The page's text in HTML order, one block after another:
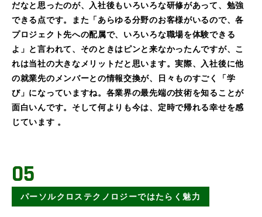
だなと思ったのが、入社後もいろいろな研修があって、勉強
できる点です。また「あらゆる分野のお客様がいるので、各
プロジェクト先への配属で、いろいろな職場を体験できる
よ」と言われて、そのときはピンと来なかったんですが、こ
れは当社の大きなメリットだと思います。実際、入社後に他
の就業先のメンバーとの情報交換が、日々ものすごく「学
び」になっていますね。各業界の最先端の技術を知ることが
面白いんです。そして何よりも今は、定時で帰れる幸せを感
じています 。
05
パーソルクロステクノロジーではたらく魅力